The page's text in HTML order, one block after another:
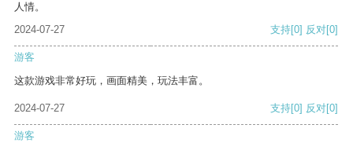
人情。
2024-07-27
支持[0] 反对[0]
游客
这款游戏非常好玩，画面精美，玩法丰富。
2024-07-27 支持[0] 反对[0]
游客